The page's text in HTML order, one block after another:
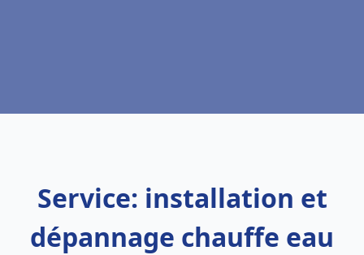
Service: installation et
dépannage chauffe eau